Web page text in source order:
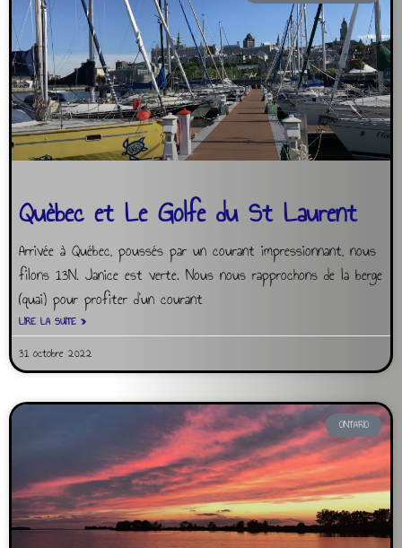
Quèbec et Le Golfe du St Laurent
Arrivée à Québec, poussés par un courant impressionnant, nous
filons 13N. Janice est verte. Nous nous rapprochons de la berge
(quai) pour profiter d’un courant
LIRE LA SUITE »
31 octobre 2022
ONTARIO